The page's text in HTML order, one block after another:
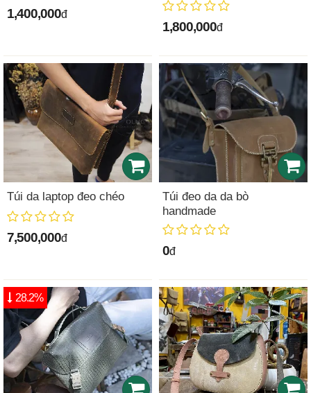
1,400,000đ
1,800,000đ
Túi da laptop đeo chéo
7,500,000đ
Túi đeo da da bò
handmade
0đ
28.2%